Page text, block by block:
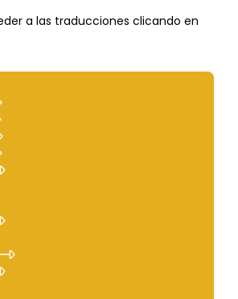
a las traducciones clicando en